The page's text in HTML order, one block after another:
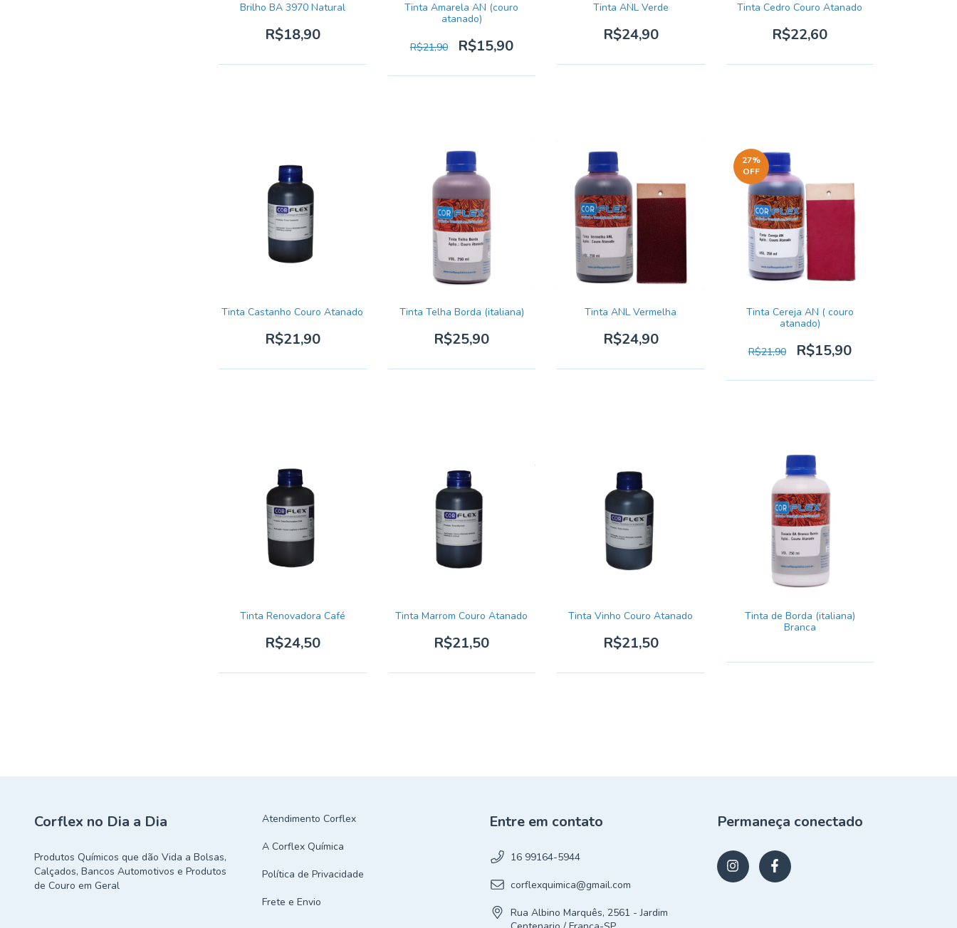
Brilho BA 3970 Natural
R$18,90
Tinta Amarela AN (couro
atanado)
R$21,90 R$15,90
Tinta ANL Verde
R$24,90
Tinta Cedro Couro Atanado
R$22,60
Tinta Castanho Couro Atanado
R$21,90
Tinta Telha Borda (italiana)
R$25,90
Tinta ANL Vermelha
R$24,90
27%
OFF
Tinta Cereja AN ( couro
atanado)
R$21,90 R$15,90
Tinta Renovadora Café
R$24,50
Tinta Marrom Couro Atanado
R$21,50
Tinta Vinho Couro Atanado
R$21,50
Tinta de Borda (italiana)
Branca
Corflex no Dia a Dia
Produtos Químicos que dão Vida a Bolsas,
Calçados, Bancos Automotivos e Produtos
de Couro em Geral
Atendimento Corflex
A Corflex Química
Política de Privacidade
Frete e Envio
Entre em contato
16 99164-5944
corflexquimica@gmail.com
Rua Albino Marquês, 2561 - Jardim
Permaneça conectado